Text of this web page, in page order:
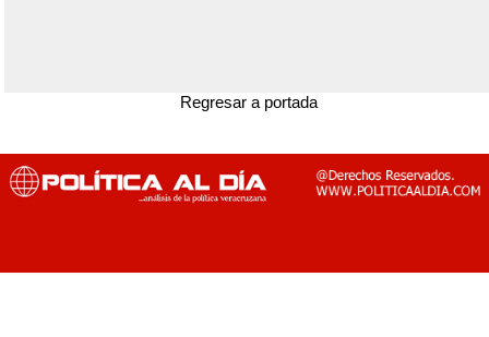
Regresar a portada